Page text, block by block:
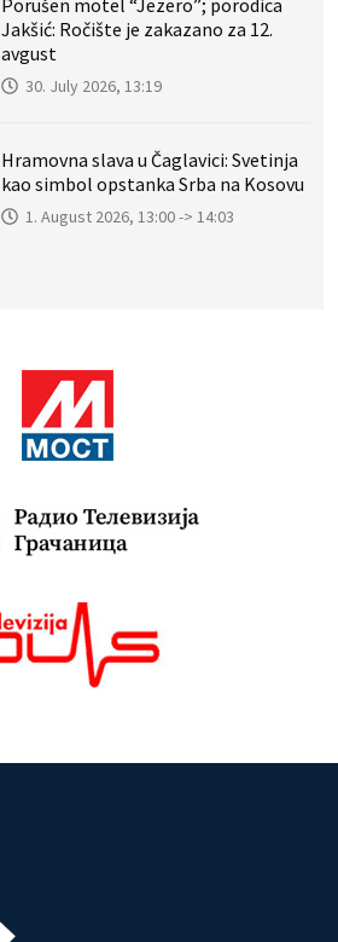
Porušen motel “Jezero”; porodica
Jakšić: Ročište je zakazano za 12.
avgust
30. July 2026, 13:19
Hramovna slava u Čaglavici: Svetinja
kao simbol opstanka Srba na Kosovu
1. August 2026, 13:00 -> 14:03